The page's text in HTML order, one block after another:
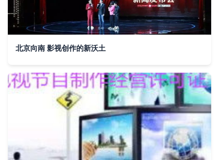
北京向南 影视创作的新沃土